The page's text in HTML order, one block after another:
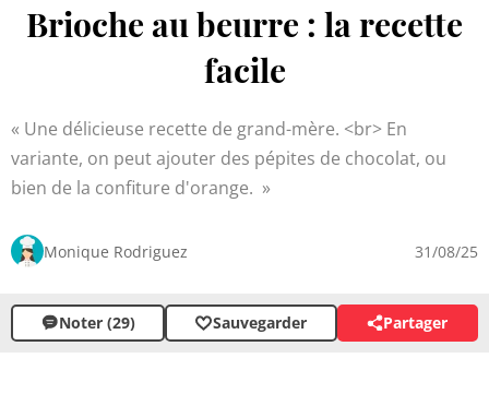
Brioche au beurre : la recette
facile
Une délicieuse recette de grand-mère. <br> En
variante, on peut ajouter des pépites de chocolat, ou
bien de la confiture d'orange.
Monique Rodriguez 31/08/25
Noter (29) Sauvegarder Partager